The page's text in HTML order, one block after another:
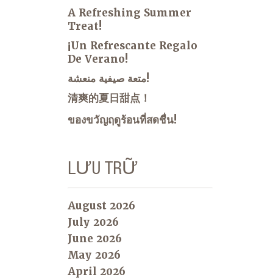
A Refreshing Summer
Treat!
¡Un Refrescante Regalo
De Verano!
متعة صيفية منعشة!
清爽的夏日甜点！
ของขวัญฤดูร้อนที่สดชื่น!
LƯU TRỮ
August 2026
July 2026
June 2026
May 2026
April 2026